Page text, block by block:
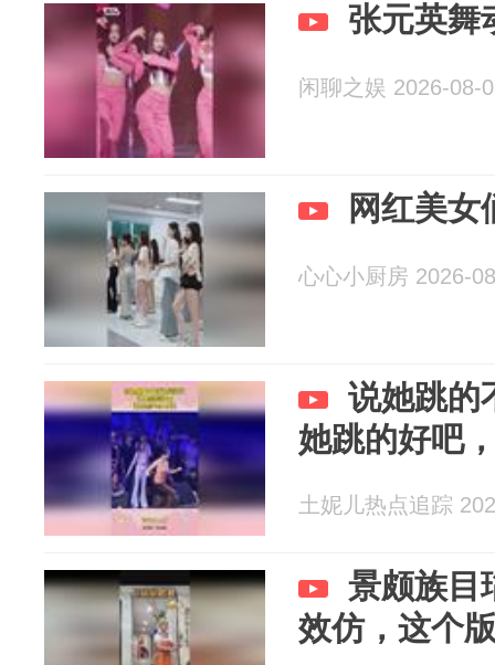
张元英舞
闲聊之娱 2026-08-
网红美女
心心小厨房 2026-
说她跳的
她跳的好吧
土妮儿热点追踪
景颇族目
效仿，这个